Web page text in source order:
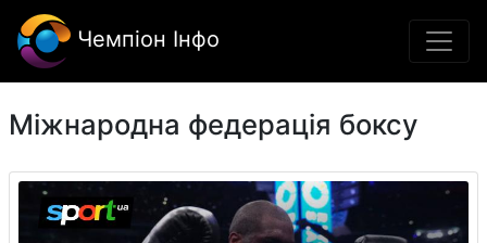
Чемпіон Інфо
Міжнародна федерація боксу